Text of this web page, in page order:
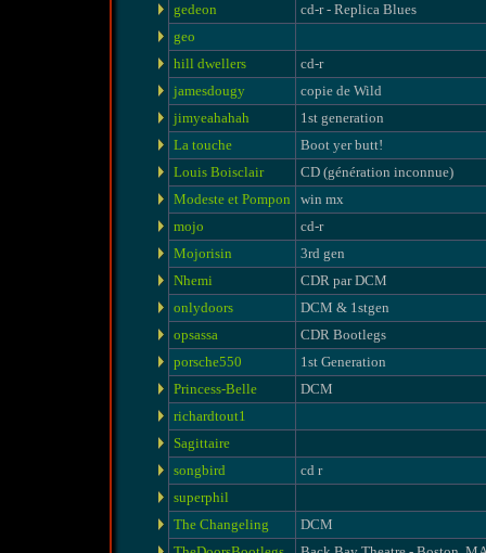
gedeon
cd-r - Replica Blues
geo
hill dwellers
cd-r
jamesdougy
copie de Wild
jimyeahahah
1st generation
La touche
Boot yer butt!
Louis Boisclair
CD (génération inconnue)
Modeste et Pompon
win mx
mojo
cd-r
Mojorisin
3rd gen
Nhemi
CDR par DCM
onlydoors
DCM & 1stgen
opsassa
CDR Bootlegs
porsche550
1st Generation
Princess-Belle
DCM
richardtout1
Sagittaire
songbird
cd r
superphil
The Changeling
DCM